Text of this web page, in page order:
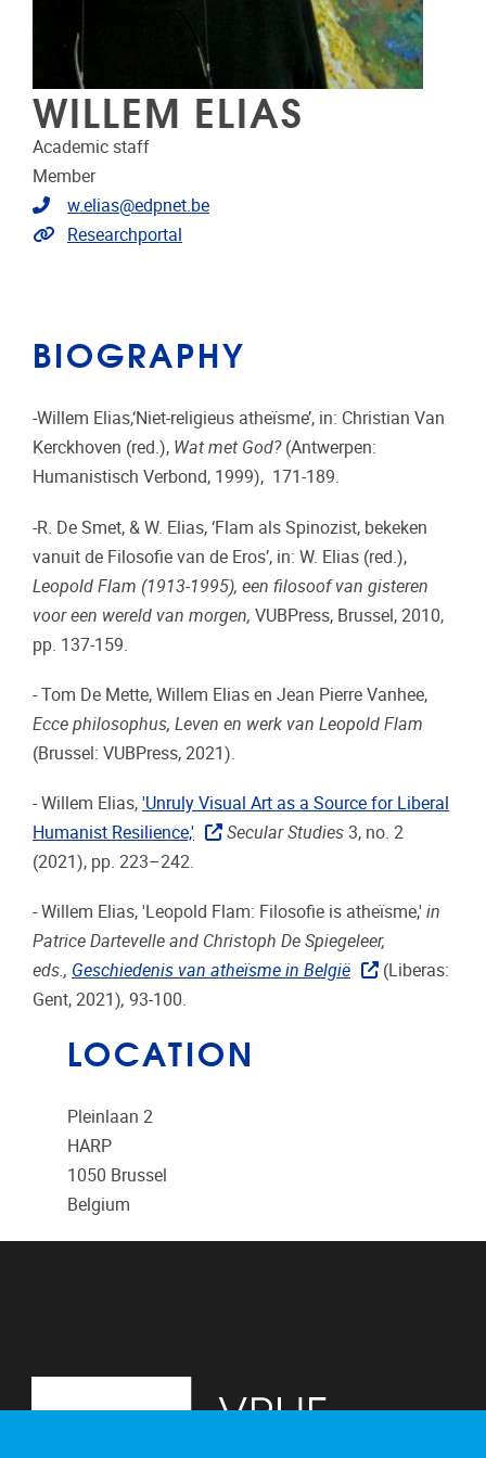
WILLEM ELIAS
Academic staff
Member
Telephone
w.elias@edpnet.be
Link to projects
Researchportal
BIOGRAPHY
-Willem Elias,‘Niet-religieus atheïsme’, in: Christian Van
Kerckhoven (red.), Wat met God?(Antwerpen:
Humanistisch Verbond, 1999), 171-189.
-R. De Smet, & W. Elias, ‘Flam als Spinozist, bekeken
vanuit de Filosofie van de Eros’, in: W. Elias (red.),
Leopold Flam (1913-1995), een filosoof van gisteren
voor een wereld van morgen, VUBPress, Brussel, 2010,
pp. 137-159.
- Tom De Mette, Willem Elias en Jean Pierre Vanhee,
Ecce philosophus, Leven en werk van Leopold Flam
(Brussel: VUBPress, 2021).
- Willem Elias, 'Unruly Visual Art as a Source for Liberal
Humanist Resilience,'
Secular Studies3, no. 2
(2021), pp. 223–242.
- Willem Elias, 'Leopold Flam: Filosofie is atheïsme,' in
Patrice Dartevelle and Christoph De Spiegeleer,
eds., Geschiedenis van atheïsme in België
(Liberas:
Gent, 2021), 93-100.
LOCATION
Pleinlaan 2
HARP
1050 Brussel
Belgium